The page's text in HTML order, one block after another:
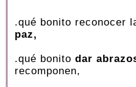
.qué bonito reconocer
paz,
.qué bonito dar
recomponen,